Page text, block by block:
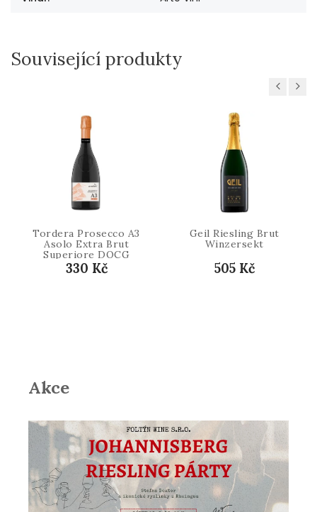
Související produkty
Previous
Tordera Prosecco A3
Asolo Extra Brut
Superiore DOCG
330 Kč
Geil Riesling Brut
Winzersekt
505 Kč
Next
Akce